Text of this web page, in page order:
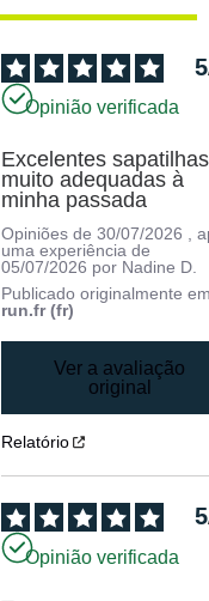
5
Opinião verificada
Excelentes sapatilhas
muito adequadas à
minha passada
Opiniões de30/07/2026
,
uma experiência de
05/07/2026 por Nadine D.
Publicado originalmente
run.fr (fr)
Ver a avaliação
original
Relatório
5
Opinião verificada